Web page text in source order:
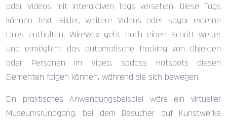
oder Videos mit interaktiven Tags versehen. Diese Tags
können Text, Bilder, weitere Videos oder sogar externe
Links enthalten. Wirewax geht noch einen Schritt weiter
und ermöglicht das automatische Tracking von Objekten
oder Personen im Video, sodass Hotspots diesen
Elementen folgen können, während sie sich bewegen.
Ein praktisches Anwendungsbeispiel wäre ein virtueller
Museumsrundgang, bei dem Besucher auf Kunstwerke